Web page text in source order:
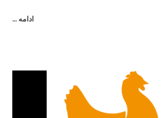
مقاله به بررسی دقیق تفاوت مرغ بلک استار و
عملکرد خوبی نشان دهد. در مقابل، مرغ
اختصاصی برای تولید تخم‌مرغ تجاری
ادامه ...